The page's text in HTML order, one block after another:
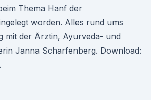
Thema Hanf der
worden. Alles rund ums
mit der Ärztin, Ayurveda- und
Janna Scharfenberg. Download: